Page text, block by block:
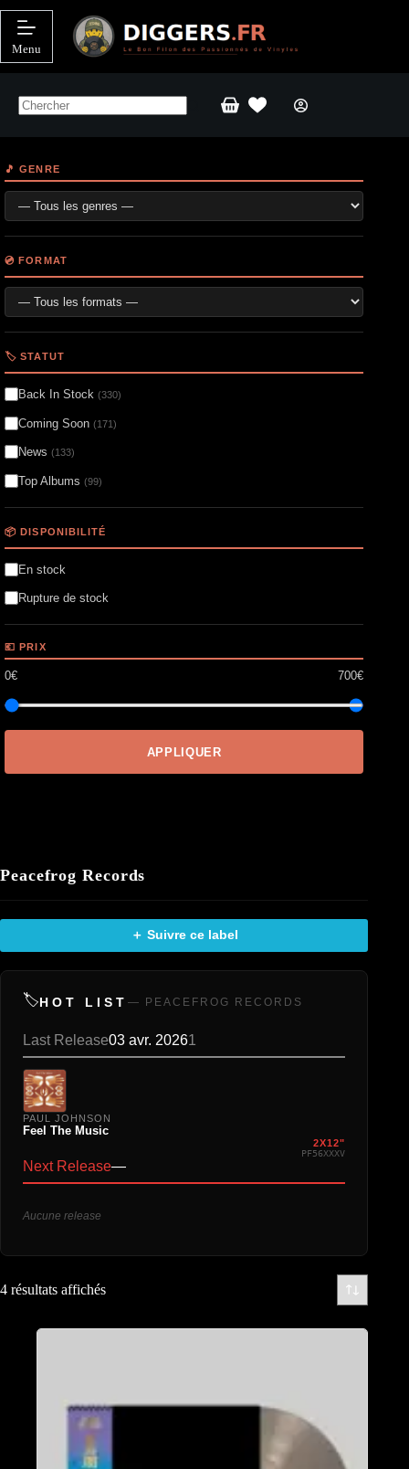
Passer
contenu
Menu
Panier
Peacefrog Records
＋ Suivre ce label
🏷️HOT LIST — PEACEFROG RECORDS
Last Release03 avr. 20261
PAUL JOHNSON
Feel The Music
2X12"
PF56XXXV
Next Release—
Aucune release
4 résultats affichés
🎵 GENRE
💿 FORMAT
🏷️ STATUT
Back In Stock (330)
Coming Soon (171)
News (133)
Top Albums (99)
📦 DISPONIBILITÉ
En stock
Rupture de stock
💶 PRIX
0€ 700€
APPLIQUER